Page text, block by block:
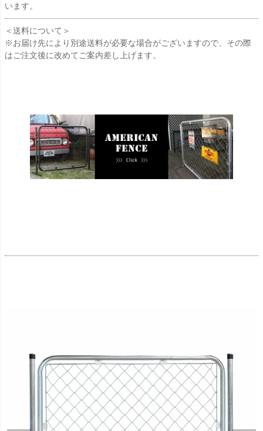
います。
＜送料について＞
※お届け先により別途送料が必要な場合がございますので、その際
はご注文後に改めてご案内差し上げます。